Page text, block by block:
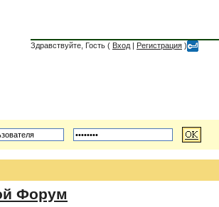
Здравствуйте, Гость ( Вход | Регистрация )
Форум